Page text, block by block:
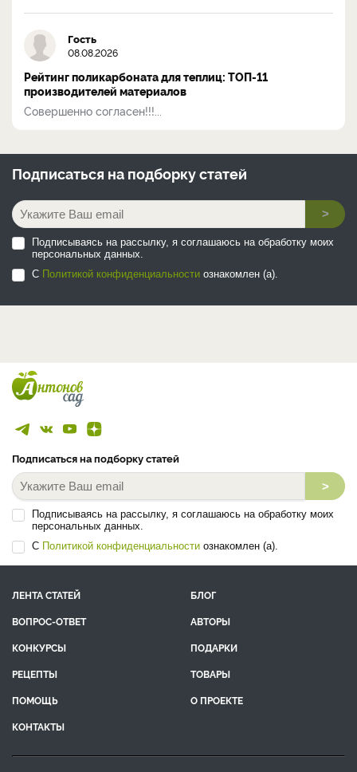
Гость
08.08.2026
Рейтинг поликарбоната для теплиц: ТОП-11
производителей материалов
Совершенно согласен!!!...
Подписаться на подборку статей
>
Подписываясь на рассылку, я соглашаюсь на обработку моих
персональных данных.
С Политикой конфиденциальности ознакомлен (а).
Подписаться на подборку статей
>
Подписываясь на рассылку, я соглашаюсь на обработку моих
персональных данных.
С Политикой конфиденциальности ознакомлен (а).
ЛЕНТА СТАТЕЙ
БЛОГ
ВОПРОС-ОТВЕТ
АВТОРЫ
КОНКУРСЫ
ПОДАРКИ
РЕЦЕПТЫ
ТОВАРЫ
ПОМОЩЬ
О ПРОЕКТЕ
КОНТАКТЫ